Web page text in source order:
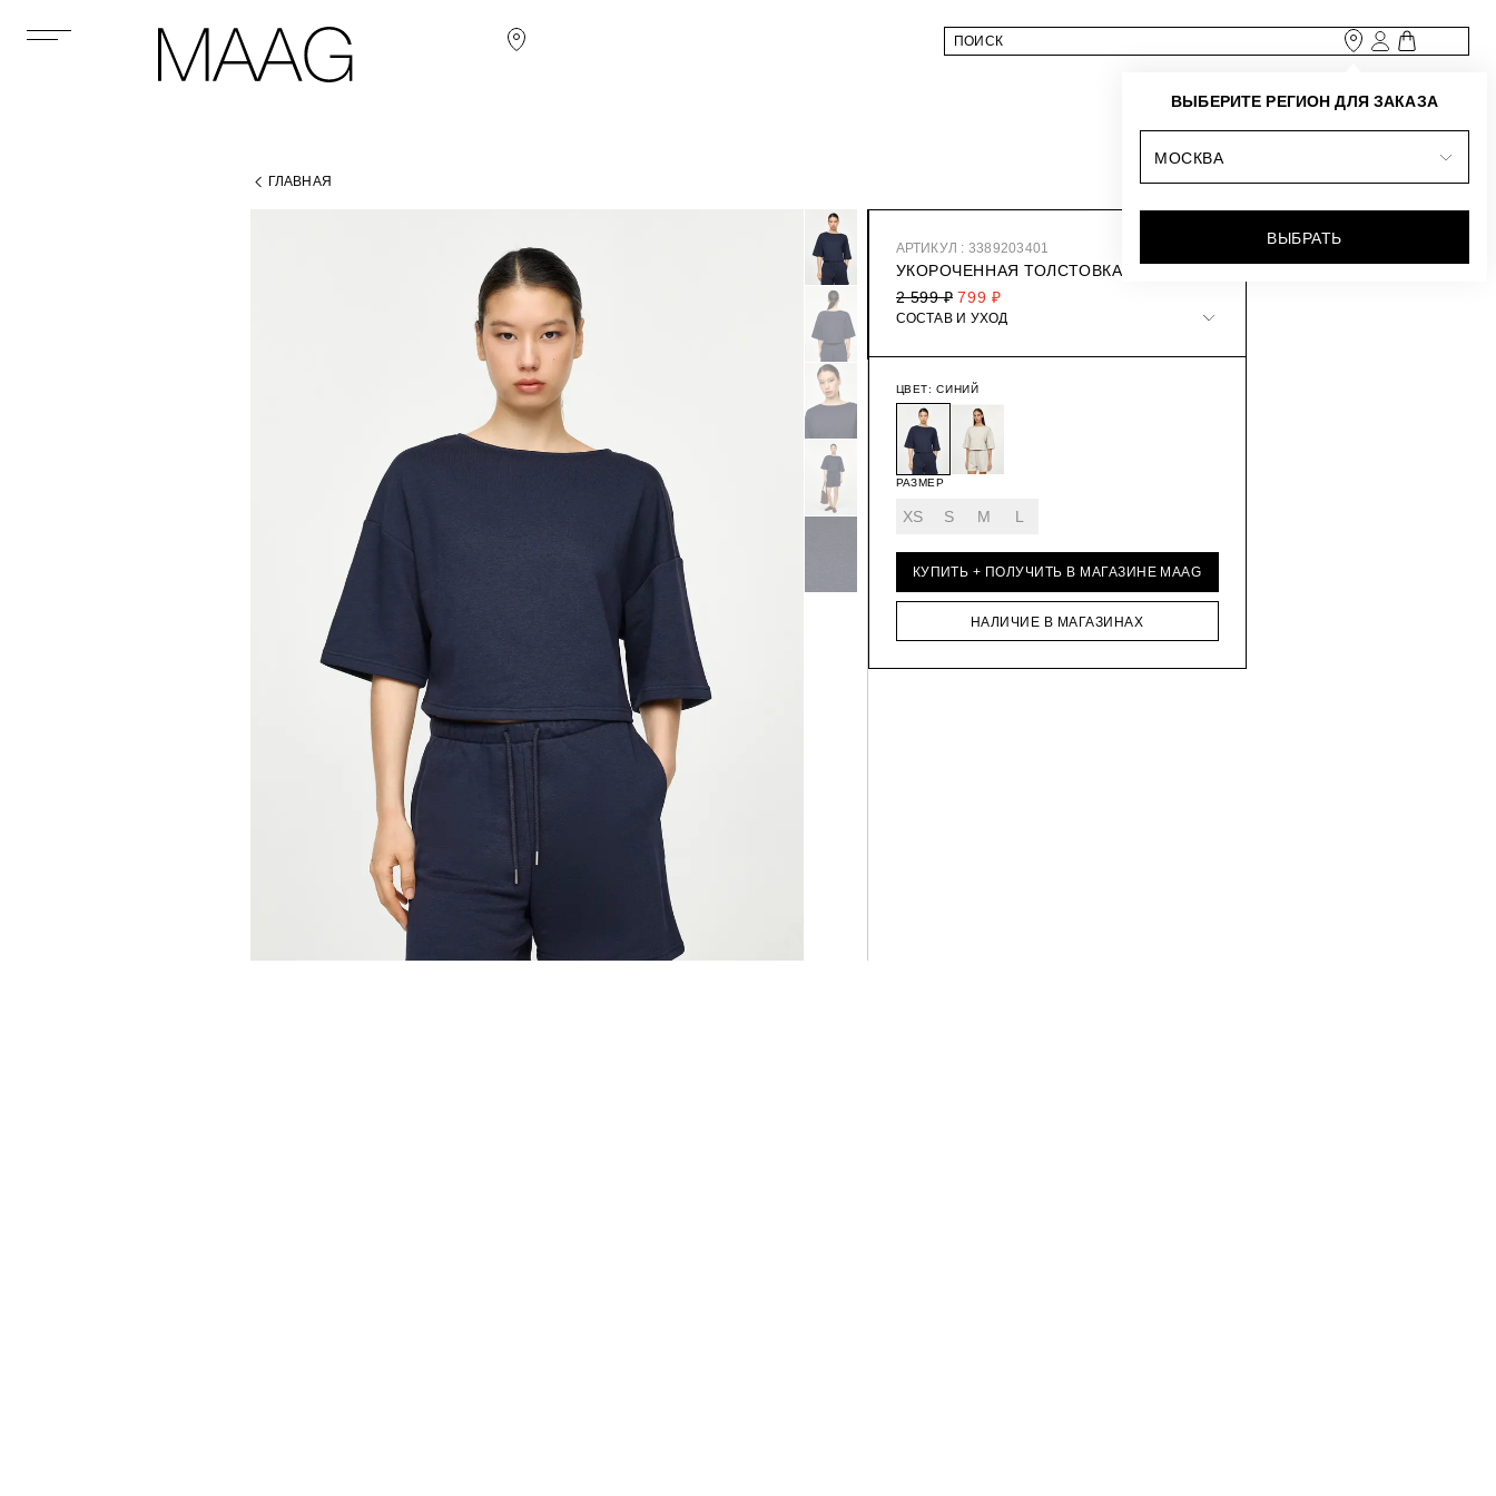
ГЛАВНАЯ
АРТИКУЛ : 3389203401
УКОРОЧЕННАЯ ТОЛСТОВКА ИЗ ФУТЕРА
799 ₽
2 599 ₽
СОСТАВ И УХОД
ЦВЕТ: СИНИЙ
РАЗМЕР
XS S M L
КУПИТЬ + ПОЛУЧИТЬ В МАГАЗИНЕ MAAG
НАЛИЧИЕ В МАГАЗИНАХ
ВЫБЕРИТЕ РЕГИОН ДЛЯ ЗАКАЗА
МОСКВА
ВЫБРАТЬ